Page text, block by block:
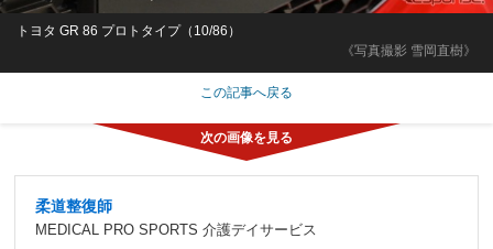
《写真撮影 雪岡直樹》
トヨタ GR 86 プロトタイプ（10/86）
この記事へ戻る
柔道整復師
MEDICAL PRO SPORTS 介護デイサービス